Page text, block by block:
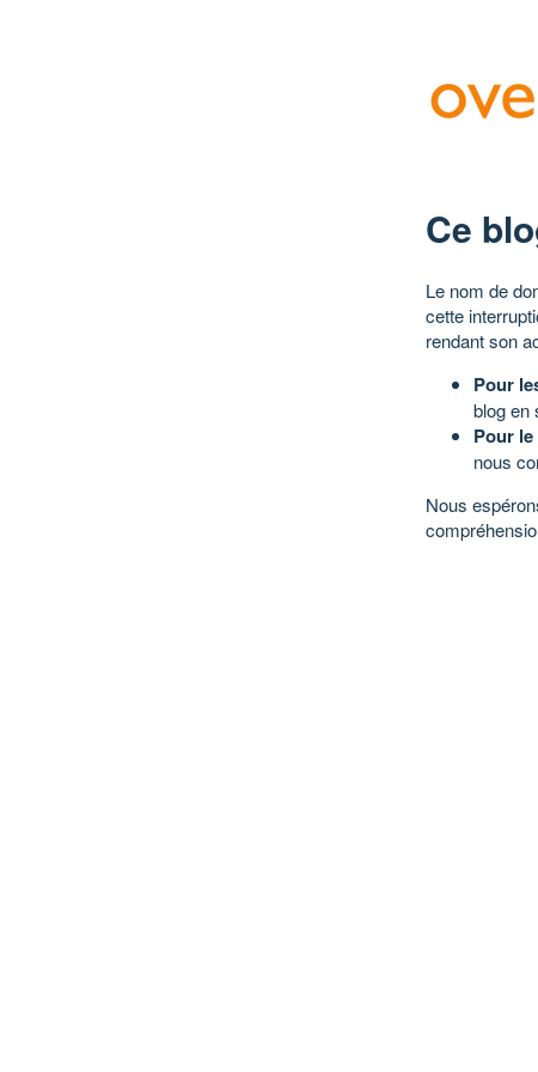
Ce
Le nom de
cette
rendant son
Pour
blog en
Pour
nous
Nous